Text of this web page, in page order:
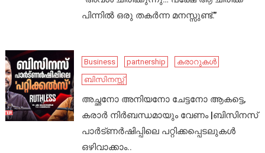
പിന്നിൽ ഒരു തകർന്ന മനസ്സുണ്ട്.”
Business partnership
കരാറുകൾ
ബിസിനസ്സ്
അച്ഛനോ അനിയനോ ചേട്ടനോ ആകട്ടെ,
കരാർ നിർബന്ധമായും വേണം |ബിസിനസ്
പാർട്ണർഷിപ്പിലെ പറ്റിക്കപ്പെടലുകൾ
ഒഴിവാക്കാം..